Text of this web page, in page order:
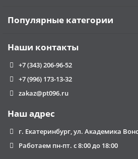
Популярные категории
Наши контакты
+7 (343) 206-96-52
+7 (996) 173-13-32
zakaz@pt096.ru
Наш адрес
г. Екатеринбург, ул. Академика
Работаем пн-пт. с 8:00 до 18:00